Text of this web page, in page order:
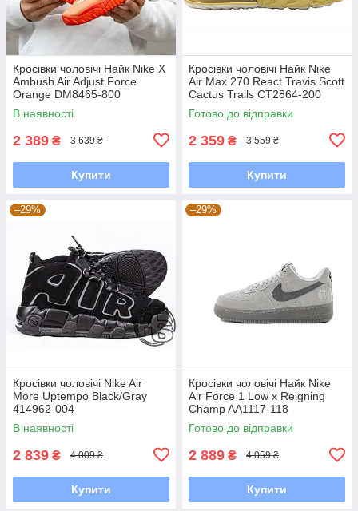
Кросівки чоловічі Найк Nike X
Ambush Air Adjust Force
Orange DM8465-800
В наявності
2 389 ₴ 3 639 ₴
Купити
Кросівки чоловічі Найк Nike
Air Max 270 React Travis Scott
Cactus Trails CT2864-200
Готово до відправки
2 359 ₴ 3 559 ₴
Купити
–29%
Кросівки чоловічі Nike Air
More Uptempo Black/Gray
414962-004
В наявності
2 839 ₴ 4 009 ₴
Купити
–29%
Кросівки чоловічі Найк Nike
Air Force 1 Low x Reigning
Champ AA1117-118
Готово до відправки
2 889 ₴ 4 059 ₴
Купити